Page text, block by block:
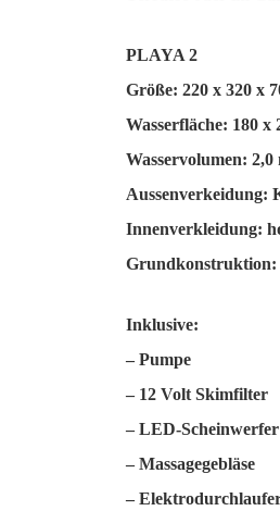
PLAYA 2
Größe: 220 x 320 x
Wasserfläche: 180 x
Wasservolumen: 2,0
Aussenverkeidung:
Innenverkleidung:
Grundkonstruktion:
Inklusive:
– Pumpe
– 12 Volt Skimfilter
– LED-
– Massagegebläse
–